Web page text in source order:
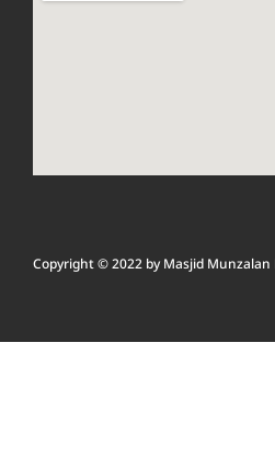
Copyright © 2022 byMasjid Munzalan